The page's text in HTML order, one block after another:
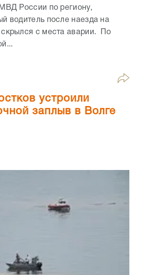
России по региону,
водитель после наезда на
скрылся с места аварии. По
устроили
заплыв в Волге